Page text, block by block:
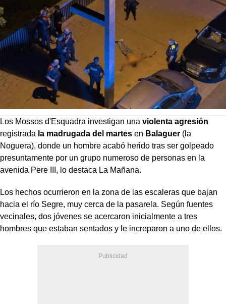
Los Mossos d'Esquadra investigan una violenta agresión
registrada la madrugada del martes en Balaguer (la
Noguera), donde un hombre acabó herido tras ser golpeado
presuntamente por un grupo numeroso de personas en la
avenida Pere III, lo destaca La Mañana.
Los hechos ocurrieron en la zona de las escaleras que bajan
hacia el río Segre, muy cerca de la pasarela. Según fuentes
vecinales, dos jóvenes se acercaron inicialmente a tres
hombres que estaban sentados y le increparon a uno de ellos.